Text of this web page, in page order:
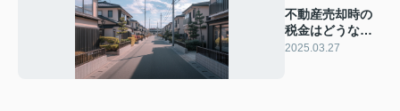
不動産売却時の
税金はどうな
る？税金の基礎
2025.03.27